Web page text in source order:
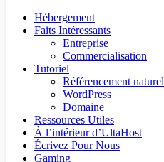
Hébergement
Faits Intéressants
Entreprise
Commercialisation
Tutoriel
Référencement naturel
WordPress
Domaine
Ressources Utiles
À l’intérieur d’UltaHost
Écrivez Pour Nous
Gaming